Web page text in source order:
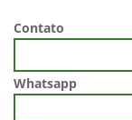
Contato
Whatsapp